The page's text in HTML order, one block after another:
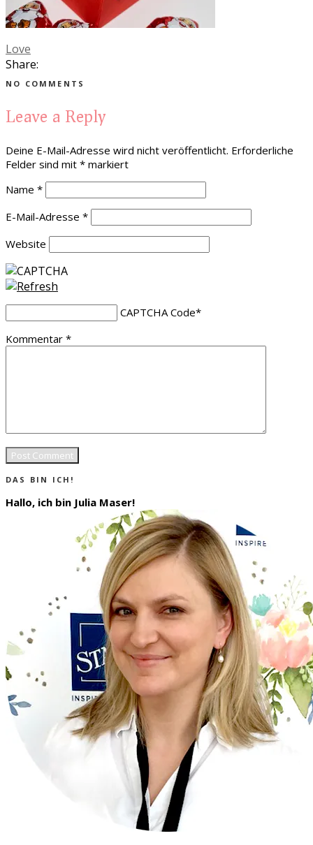
Love
Share:
NO COMMENTS
Leave a Reply
Deine E-Mail-Adresse wird nicht veröffentlicht. Erforderliche
Felder sind mit * markiert
Name *
E-Mail-Adresse *
Website
CAPTCHA Code*
Kommentar *
DAS BIN ICH!
Hallo, ich bin Julia Maser!